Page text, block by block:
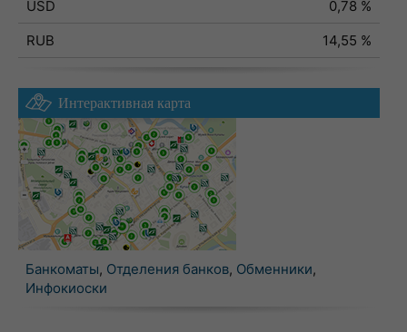
USD
0,78 %
RUB
14,55 %
Интерактивная карта
Банкоматы, Отделения банков, Обменники,
Инфокиоски